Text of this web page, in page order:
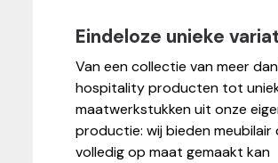
Eindeloze unieke
Van een collectie van meer
hospitality producten tot
maatwerkstukken uit onze
productie: wij bieden meubilair
volledig op maat gemaakt kan